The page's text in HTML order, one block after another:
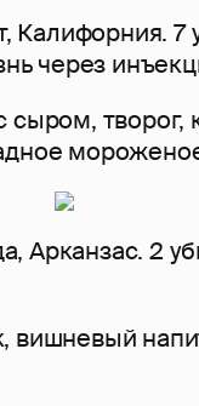
Калифорния. 7
через
творог,
Арканзас. 2